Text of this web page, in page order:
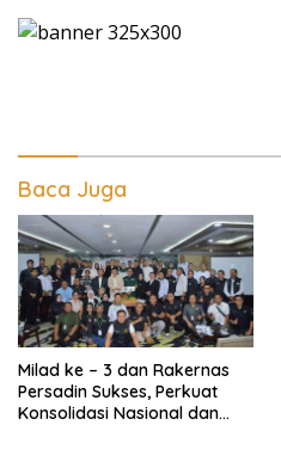
Baca Juga
Milad ke – 3 dan Rakernas
Persadin Sukses, Perkuat
Konsolidasi Nasional dan